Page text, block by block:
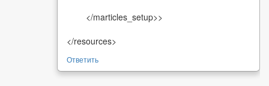
</marticles_setup>>
</resources>
Ответить